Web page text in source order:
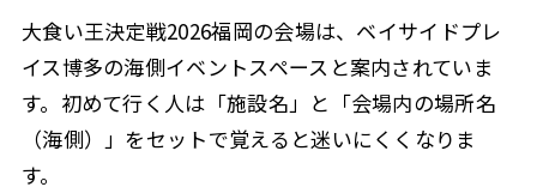
大食い王決定戦2026福岡の会場は、ベイサイドプレ
イス博多の海側イベントスペースと案内されていま
す。初めて行く人は「施設名」と「会場内の場所名
（海側）」をセットで覚えると迷いにくくなりま
す。